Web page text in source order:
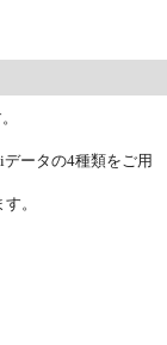
ータの4種類をご用
。